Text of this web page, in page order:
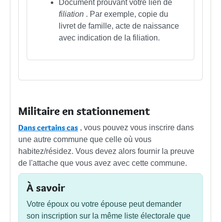
Document prouvant votre lien de
filiation . Par exemple, copie du
livret de famille, acte de naissance
avec indication de la filiation.
Militaire en stationnement
Dans certains cas , vous pouvez vous inscrire dans
une autre commune que celle où vous
habitez/résidez. Vous devez alors fournir la preuve
de l'attache que vous avez avec cette commune.
À savoir
Votre époux ou votre épouse peut demander
son inscription sur la même liste électorale que